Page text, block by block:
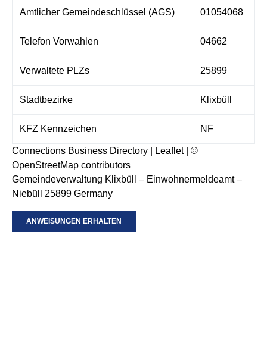
Amtlicher Gemeindeschlüssel (AGS) 01054068
Telefon Vorwahlen 04662
Verwaltete PLZs 25899
Stadtbezirke Klixbüll
KFZ Kennzeichen NF
Connections Business Directory Leaflet| ©
OpenStreetMap contributors
Gemeindeverwaltung Klixbüll – Einwohnermeldeamt –
Niebüll 25899 Germany
ANWEISUNGEN ERHALTEN